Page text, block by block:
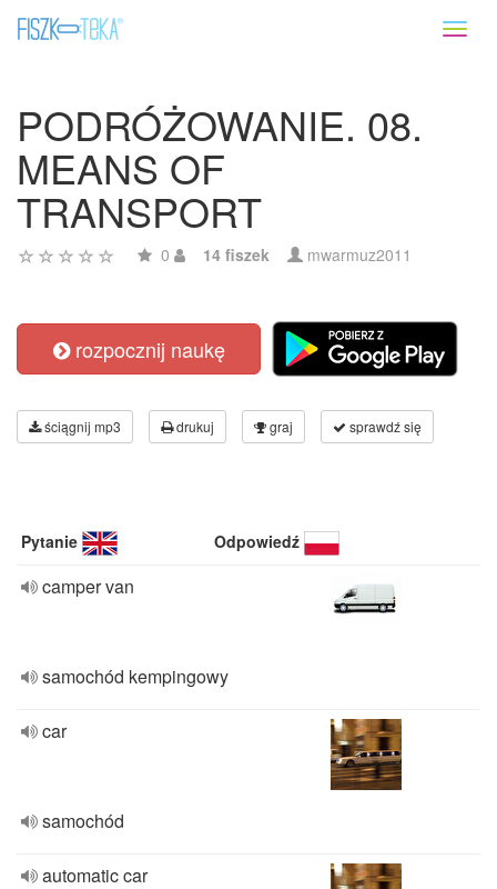
PODRÓŻOWANIE. 08.
MEANS OF
TRANSPORT
0 14 fiszek mwarmuz2011
rozpocznij naukę
ściągnij mp3 drukuj graj sprawdź się
Pytanie Odpowiedź
camper van
samochód kempingowy
car
samochód
automatic car